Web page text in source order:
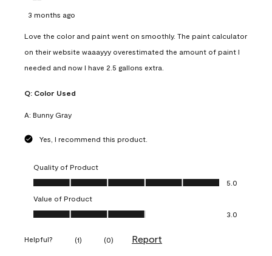
3 months ago
Love the color and paint went on smoothly. The paint calculator
on their website waaayyy overestimated the amount of paint I
needed and now I have 2.5 gallons extra.
Q: Color Used
A: Bunny Gray
Yes, I recommend this product.
Quality of Product
Quality of Product, 5.0 out of 5
5.0
Value of Product
Value of Product, 3.0 out of 5
3.0
Helpful? (1) (0) Report